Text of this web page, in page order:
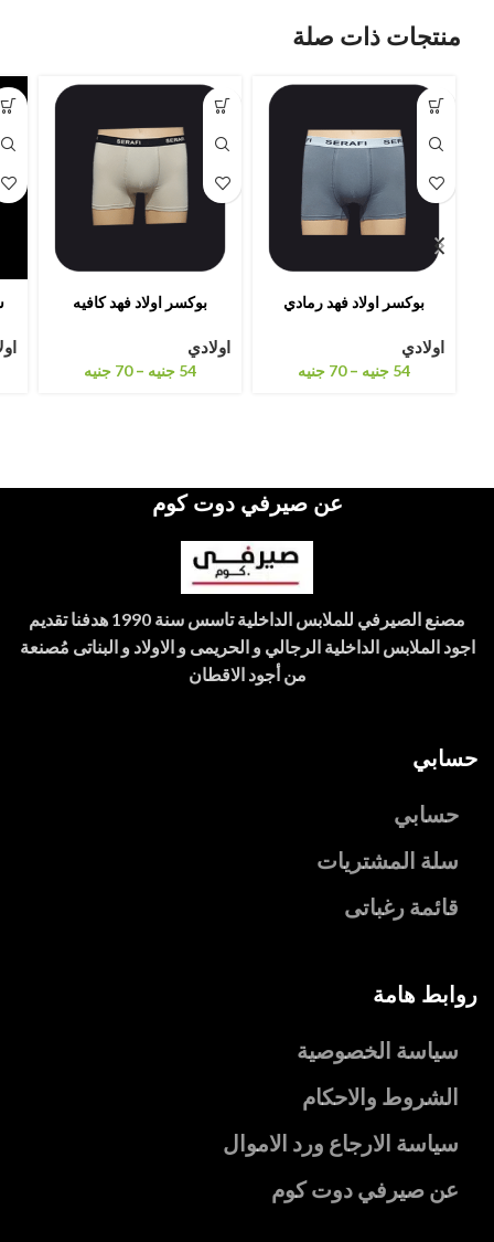
منتجات ذات صلة
بوكسر اولاد فهد رمادي
اولادي
54 جنيه –
70 جنيه
بوكسر اولاد فهد كافيه
اولادي
54 جنيه –
70 جنيه
عن صيرفي دوت كوم
مصنع الصيرفي للملابس الداخلية تاسس سنة 1990 هدفنا تقديم
اجود الملابس الداخلية الرجالي و الحريمى و الاولاد و البناتى مُصنعة
من أجود الاقطان
حسابي
حسابي
سلة المشتريات
قائمة رغباتى
روابط هامة
سياسة الخصوصية
الشروط والاحكام
سياسة الارجاع ورد الاموال
عن صيرفي دوت كوم